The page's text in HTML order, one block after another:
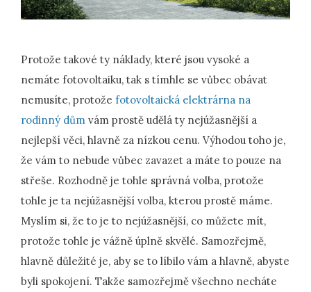
Protože takové ty náklady, které jsou vysoké a
nemáte fotovoltaiku, tak s tímhle se vůbec obávat
nemusíte, protože fotovoltaická elektrárna na
rodinný dům vám prostě udělá ty nejúžasnější a
nejlepší věci, hlavně za nízkou cenu. Výhodou toho je,
že vám to nebude vůbec zavazet a máte to pouze na
střeše. Rozhodně je tohle správná volba, protože
tohle je ta nejúžasnější volba, kterou prostě máme.
Myslím si, že to je to nejúžasnější, co můžete mít,
protože tohle je vážně úplně skvělé. Samozřejmě,
hlavně důležité je, aby se to líbilo vám a hlavně, abyste
byli spokojení. Takže samozřejmě všechno necháte